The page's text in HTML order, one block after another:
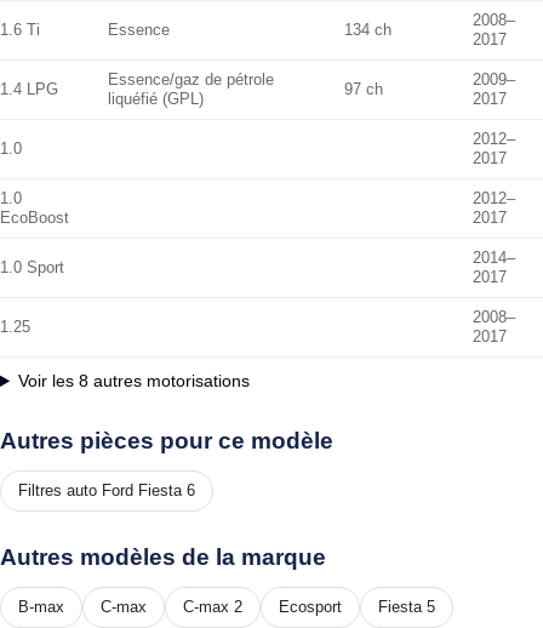
1.6 Ti Essence 134 ch
2008–
2017
1.4 LPG
Essence/gaz de pétrole
liquéfié (GPL)
97 ch
2009–
2017
1.0
2012–
2017
1.0
EcoBoost
2012–
2017
1.0 Sport
2014–
2017
1.25
2008–
2017
Voir les 8 autres motorisations
Autres pièces pour ce modèle
Filtres auto Ford Fiesta 6
Autres modèles de la marque
B-max C-max C-max 2 Ecosport Fiesta 5